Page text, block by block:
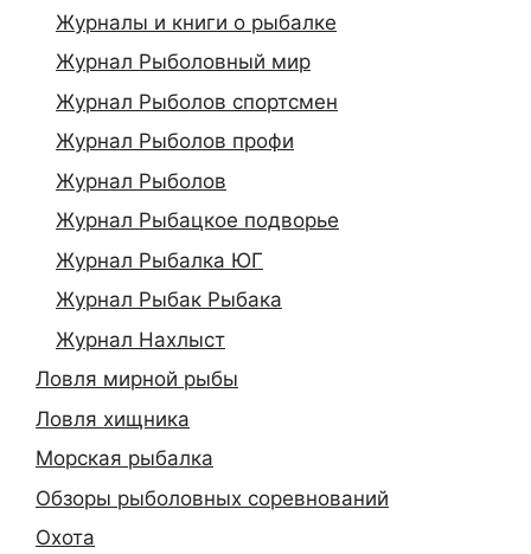
Журналы и книги о рыбалке
Журнал Рыболовный мир
Журнал Рыболов спортсмен
Журнал Рыболов профи
Журнал Рыболов
Журнал Рыбацкое подворье
Журнал Рыбалка ЮГ
Журнал Рыбак Рыбака
Журнал Нахлыст
Ловля мирной рыбы
Ловля хищника
Морская рыбалка
Обзоры рыболовных соревнований
Охота